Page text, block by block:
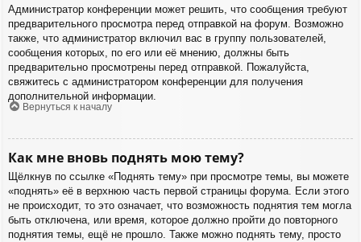
Администратор конференции может решить, что сообщения требуют
предварительного просмотра перед отправкой на форум. Возможно
также, что администратор включил вас в группу пользователей,
сообщения которых, по его или её мнению, должны быть
предварительно просмотрены перед отправкой. Пожалуйста,
свяжитесь с администратором конференции для получения
дополнительной информации.
Вернуться к началу
Как мне вновь поднять мою тему?
Щёлкнув по ссылке «Поднять тему» при просмотре темы, вы можете
«поднять» её в верхнюю часть первой страницы форума. Если этого
не происходит, то это означает, что возможность поднятия тем могла
быть отключена, или время, которое должно пройти до повторного
поднятия темы, ещё не прошло. Также можно поднять тему, просто